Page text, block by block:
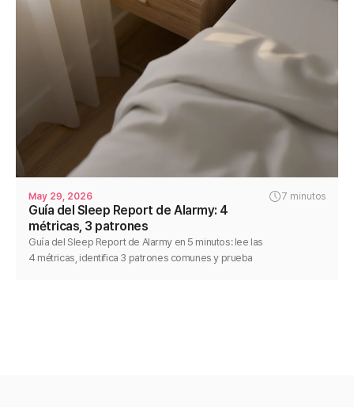
May 29, 2026 7 minutos
Guía del Sleep Report de Alarmy: 4
métricas, 3 patrones
Guía del Sleep Report de Alarmy en 5 minutos: lee las
4 métricas, identifica 3 patrones comunes y prueba